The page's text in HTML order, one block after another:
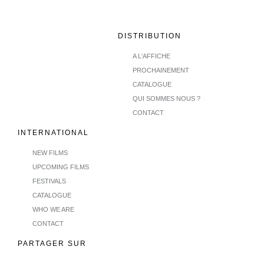
DISTRIBUTION
A L'AFFICHE
PROCHAINEMENT
CATALOGUE
QUI SOMMES NOUS ?
CONTACT
INTERNATIONAL
NEW FILMS
UPCOMING FILMS
FESTIVALS
CATALOGUE
WHO WE ARE
CONTACT
PARTAGER SUR